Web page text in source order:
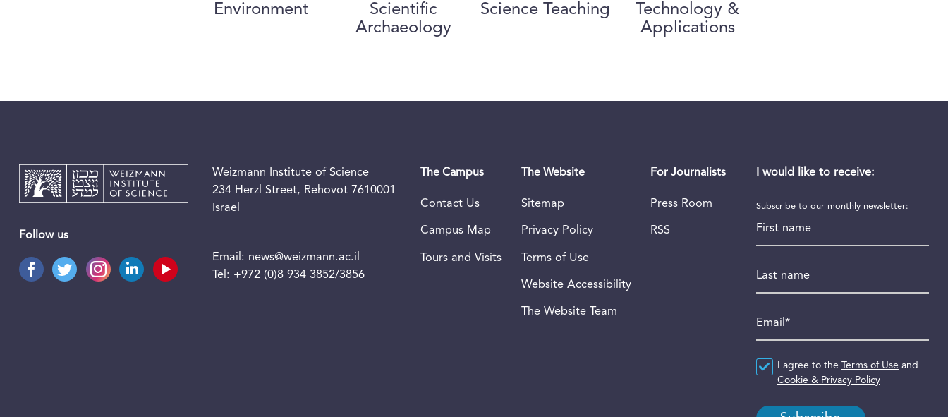
Environment
Scientific
Archaeology
Science Teaching
Technology &
Applications
Follow us
Weizmann Institute of Science
234 Herzl Street, Rehovot 7610001
Israel
Email: news@weizmann.ac.il
Tel: +972 (0)8 934 3852/3856
The Campus
Contact Us
Campus Map
Tours and Visits
The Website
Sitemap
Privacy Policy
Terms of Use
Website Accessibility
The Website Team
For Journalists
Press Room
RSS
I would like to receive:
Subscribe to our monthly newsletter:
Agreement*
I agree to the Terms of Use and
Cookie & Privacy Policy